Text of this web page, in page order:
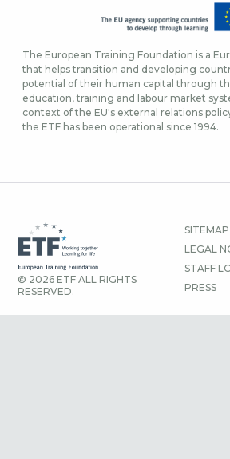
The European Training Foundation is a
that helps transition and developing
potential of their human capital through
education, training and labour market
context of the EU's external relations
the ETF has been operational since 1994.
© 2026 ETF ALL RIGHTS
RESERVED.
SITEMAP
LEGAL
STAFF
PRESS